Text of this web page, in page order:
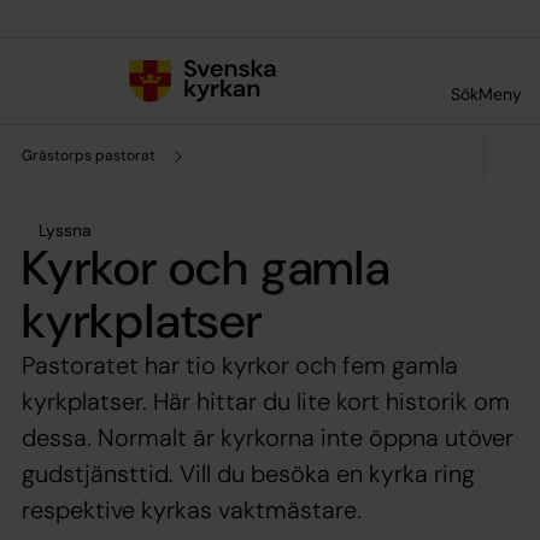
SökMeny
Grästorps pastorat
Lyssna
Kyrkor och gamla
kyrkplatser
Pastoratet har tio kyrkor och fem gamla
kyrkplatser. Här hittar du lite kort historik om
dessa. Normalt är kyrkorna inte öppna utöver
gudstjänsttid. Vill du besöka en kyrka ring
respektive kyrkas vaktmästare.